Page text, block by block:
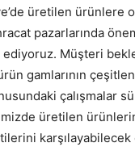
üretilen ürünlere
pazarlarında
ediyoruz. Müşteri
gamlarının
çalışmalar
üretilen
karşılayabilecek